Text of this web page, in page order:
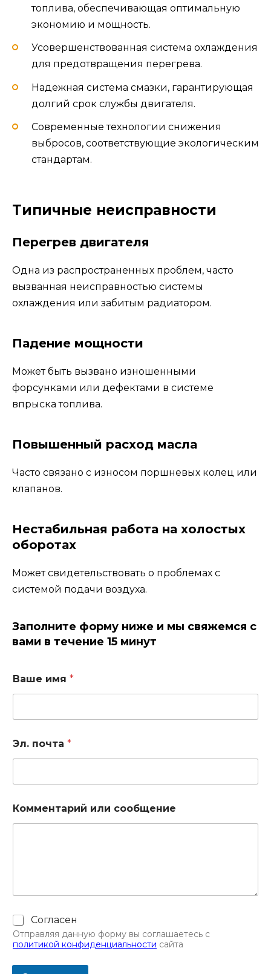
топлива, обеспечивающая оптимальную
экономию и мощность.
Усовершенствованная система охлаждения
для предотвращения перегрева.
Надежная система смазки, гарантирующая
долгий срок службы двигателя.
Современные технологии снижения
выбросов, соответствующие экологическим
стандартам.
Типичные неисправности
Перегрев двигателя
Одна из распространенных проблем, часто
вызванная неисправностью системы
охлаждения или забитым радиатором.
Падение мощности
Может быть вызвано изношенными
форсунками или дефектами в системе
впрыска топлива.
Повышенный расход масла
Часто связано с износом поршневых колец или
клапанов.
Нестабильная работа на холостых
оборотах
Может свидетельствовать о проблемах с
системой подачи воздуха.
Заполните форму ниже и мы свяжемся с
вами в течение 15 минут
Ваше имя *
Эл. почта *
Комментарий или сообщение
Ч
е
к
о
Согласен
Отправляя данную форму вы соглашаетесь с
политикой конфиденциальности сайта